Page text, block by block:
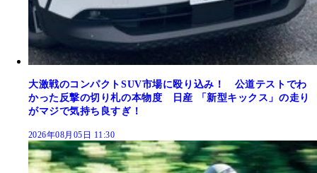
大激戦のコンパクトSUV市場に殴り込み！ 公道テストでわ
かった反撃の切り札の本物度 日産 「新型キックス」の走り
がマジで気持ち良すぎ！
2026年08月05日 11:30